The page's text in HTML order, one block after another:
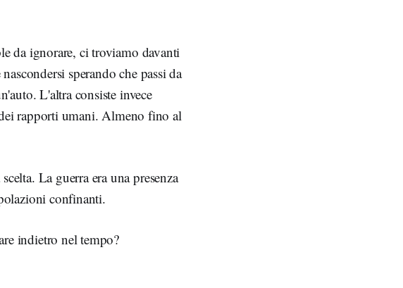
da ignorare, ci troviamo davanti
sperando che passi da
L'altra consiste invece
rapporti umani. Almeno fino al
La guerra era una presenza
confinanti.
indietro nel tempo?